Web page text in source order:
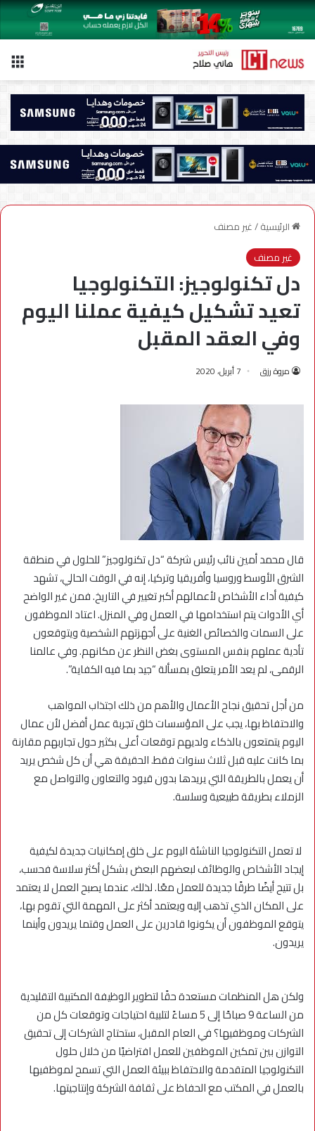
الرئيسية/غير مصنف
غير مصنف
دل تكنولوجيز: التكنولوجيا
تعيد تشكيل كيفية عملنا اليوم
وفي العقد المقبل
مروة رزق 7 أبريل، 2020
قال محمد أمين نائب رئيس شركة “دل تكنولوجيز” للحلول في منطقة
الشرق الأوسط وروسيا وأفريقيا وتركيا، إنه في الوقت الحالي، تشهد
كيفية أداء الأشخاص لأعمالهم أكبر تغيير في التاريخ. فمن غير الواضح
أي الأدوات يتم استخدامها في العمل وفي المنزل. اعتاد الموظفون
على السمات والخصائص الغنية على أجهزتهم الشخصية ويتوقعون
تأدية عملهم بنفس المستوى بغض النظر عن مكانهم. وفي عالمنا
الرقمى، لم يعد الأمر يتعلق بمسألة “جيد بما فيه الكفاية”.
من أجل تحقيق نجاح الأعمال والأهم من ذلك اجتذاب المواهب
والاحتفاظ بها، يجب على المؤسسات خلق تجربة عمل أفضل لأن عمال
اليوم يتمتعون بالذكاء ولديهم توقعات أعلى بكثير حول تجاربهم مقارنة
بما كانت عليه قبل ثلاث سنوات فقط. الحقيقة هي أن كل شخص يريد
أن يعمل بالطريقة التي يريدها بدون قيود والتعاون والتواصل مع
الزملاء بطريقة طبيعية وسلسة.
لا تعمل التكنولوجيا الناشئة اليوم على خلق إمكانيات جديدة لكيفية
إيجاد الأشخاص والوظائف لبعضهم البعض بشكل أكثر سلاسة فحسب،
بل تتيح أيضًا طرقًا جديدة للعمل معًا. لذلك، عندما يصبح العمل لا يعتمد
على المكان الذي تذهب إليه ويعتمد أكثر على المهمة التي تقوم بها،
يتوقع الموظفون أن يكونوا قادرين على العمل وقتما يريدون وأينما
يريدون.
ولكن هل المنظمات مستعدة حقًا لتطوير الوظيفة المكتبية التقليدية
من الساعة 9 صباحًا إلى 5 مساءً لتلبية احتياجات وتوقعات كل من
الشركات وموظفيها؟ في العام المقبل، ستحتاج الشركات إلى تحقيق
التوازن بين تمكين الموظفين للعمل افتراضيًا من خلال حلول
التكنولوجيا المتقدمة والاحتفاظ ببيئة العمل التي تسمح لموظفيها
بالعمل في المكتب مع الحفاظ على ثقافة الشركة وإنتاجيتها.